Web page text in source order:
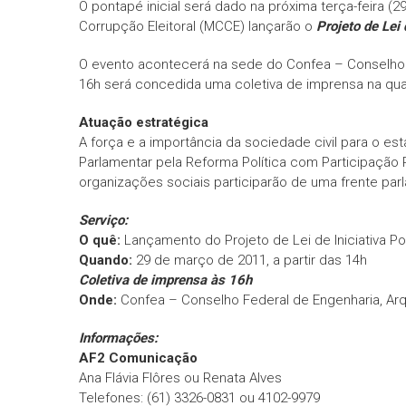
O pontapé inicial será dado na próxima terça-feira
Corrupção Eleitoral (MCCE) lançarão o Projeto de Lei
O evento acontecerá na sede do Confea –
16h será concedida uma coletiva de imprensa na
Atuação estratégica
A força e a importância da sociedade civil para o
Parlamentar pela Reforma Política com
organizações sociais participarão de uma frente
Serviço:
O quê: Lançamento do Projeto de Lei de Iniciativa
Quando: 29 de março de 2011, a partir das 14h
Coletiva de imprensa às 16h
Onde: Confea – Conselho Federal de Engenharia,
Informações:
AF2 Comunicação
Ana Flávia Flôres ou Renata Alves
Telefones: (61) 3326-0831 ou 4102-9979